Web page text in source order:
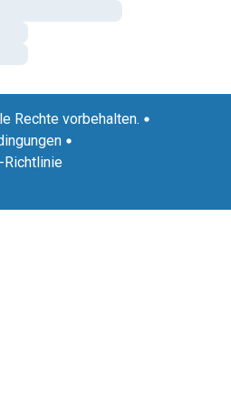
Rechte vorbehalten.
Richtlinie